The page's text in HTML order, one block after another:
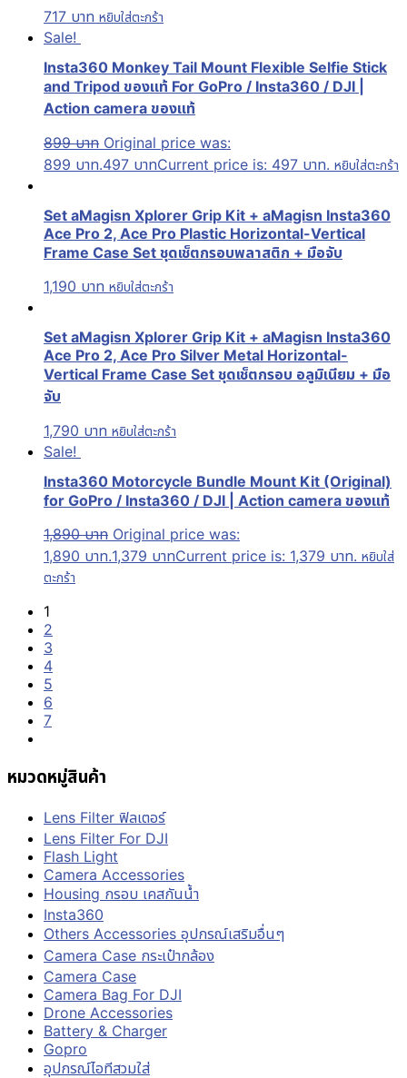
717 บาท หยิบใส่ตะกร้า
Sale!
Insta360 Monkey Tail Mount Flexible Selfie Stick
and Tripod ของแท้ For GoPro / Insta360 / DJI |
Action camera ของแท้
899บาท Original price was:
899 บาท.497 บาทCurrent price is: 497 บาท. หยิบใส่ตะกร้า
Set aMagisn Xplorer Grip Kit + aMagisn Insta360
Ace Pro 2, Ace Pro Plastic Horizontal-Vertical
Frame Case Set ชุดเช็ตกรอบพลาสติก + มือจับ
1,190 บาท หยิบใส่ตะกร้า
Set aMagisn Xplorer Grip Kit + aMagisn Insta360
Ace Pro 2, Ace Pro Silver Metal Horizontal-
Vertical Frame Case Set ชุดเช็ตกรอบ อลูมิเนียม + มือ
จับ
1,790 บาท หยิบใส่ตะกร้า
Sale!
Insta360 Motorcycle Bundle Mount Kit (Original)
for GoPro / Insta360 / DJI | Action camera ของแท้
1,890บาท Original price was:
1,890 บาท.1,379 บาทCurrent price is: 1,379 บาท. หยิบใส่
ตะกร้า
1
2
3
4
5
6
7
หมวดหมู่สินค้า
Lens Filter ฟิลเตอร์
Lens Filter For DJI
Flash Light
Camera Accessories
Housing กรอบ เคสกันน้ำ
Insta360
Others Accessories อุปกรณ์เสริมอื่นๆ
Camera Case กระเป๋ากล้อง
Camera Case
Camera Bag For DJI
Drone Accessories
Battery & Charger
Gopro
อุปกรณ์ไอทีสวมใส่